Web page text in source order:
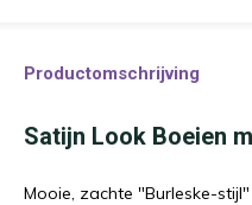
Productomschrijving
Satijn Look Boeien
Mooie, zachte "Burleske-